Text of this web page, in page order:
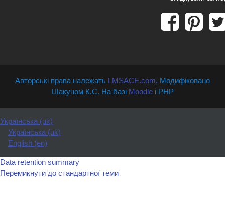
Авторські права належать LMSACE.com. Модифіковано
Шакуном К.С. На базі Moodleі PHP
Українська ‎(uk)‎
Українська ‎(uk)‎
English ‎(en)‎
Data retention summary
Перемикнути до стандартної теми